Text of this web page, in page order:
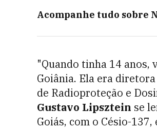
Acompanhe tudo sobre
"Quando tinha 14 anos,
Goiânia. Ela era
de Radioproteção e
Gustavo Lipsztein se
Goiás, com o Césio-137,